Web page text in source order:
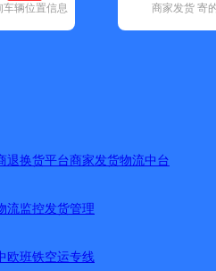
辆位置信息
商家发货 寄
退换货平台商家发货物流中台
流监控发货管理
欧班铁空运专线
包头市-土默特右旗
默特右旗